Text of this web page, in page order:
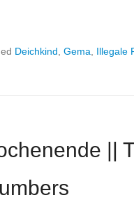
Deichkind Gema Illegale
||